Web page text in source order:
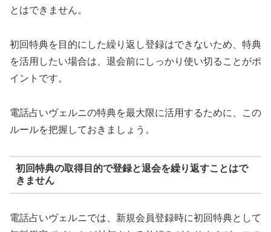
とはできません。
初回特典を目的にした繰り返し登録はできないため、特典
を活用したい場合は、退会前にしっかり使い切ることがポ
イントです。
電話占いヴェルニの特典を最大限に活用するために、この
ルールを把握しておきましょう。
初回特典の取得目的で登録と退会を繰り返すことはで
きません
電話占いヴェルニでは、新規会員登録時に初回特典として